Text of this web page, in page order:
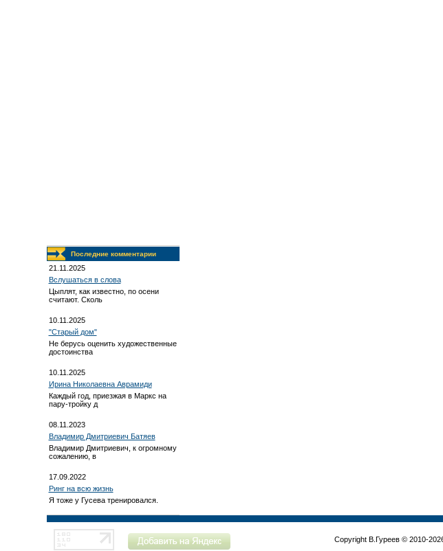
Последние комментарии
21.11.2025
Вслушаться в слова
Цыплят, как известно, по осени
считают. Сколь
10.11.2025
"Старый дом"
Не берусь оценить художественные
достоинства
10.11.2025
Ирина Николаевна Аврамиди
Каждый год, приезжая в Маркс на
пару-тройку д
08.11.2023
Владимир Дмитриевич Батяев
Владимир Дмитриевич, к огромному
сожалению, в
17.09.2022
Ринг на всю жизнь
Я тоже у Гусева тренировался.
Copyright В.Гуреев © 2010-